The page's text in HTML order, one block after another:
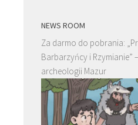
NEWS ROOM
Za darmo do pobrania:
Barbarzyńcy i Rzymianie”
archeologii Mazur